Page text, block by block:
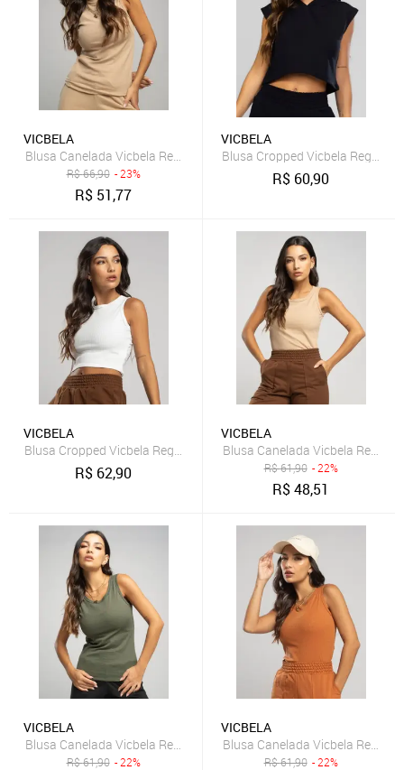
VICBELA
Blusa Canelada Vicbela Regata Gola Alta Bege
R$66,90 - 23%
R$ 51,77
VICBELA
Blusa Cropped Vicbela Regata
R$ 60,90
VICBELA
Blusa Cropped Vicbela Regata Ribana Canelada Gola Redonda
R$ 62,90
VICBELA
Blusa Canelada Vicbela Regata
R$61,90 - 22%
R$48,51
VICBELA
Blusa Canelada Vicbela Regata Gola Redonda Verde
R$61,90 - 22%
VICBELA
Blusa Canelada Vicbela Regata
R$61,90 - 22%